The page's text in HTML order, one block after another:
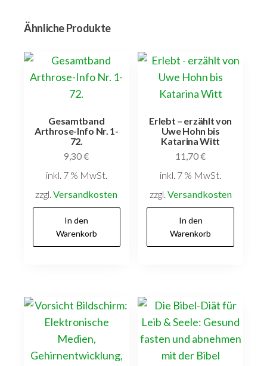
Ähnliche Produkte
Gesamtband
Arthrose-Info Nr. 1-
72.
9,30€
inkl. 7 % MwSt.
zzgl.Versandkosten
In den
Warenkorb
Erlebt – erzählt von
Uwe Hohn bis
Katarina Witt
11,70€
inkl. 7 % MwSt.
zzgl. Versandkosten
In den
Warenkorb